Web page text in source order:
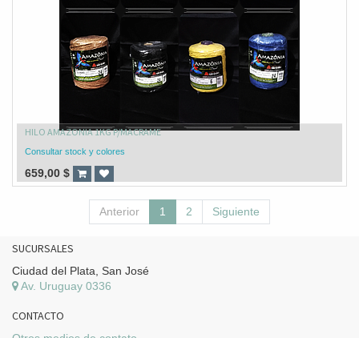
HILO AMAZONIA 1KG P/MACRAME
Consultar stock y colores
659,00 $
Anterior 1 2 Siguiente
SUCURSALES
Ciudad del Plata, San José
Av. Uruguay 0336
CONTACTO